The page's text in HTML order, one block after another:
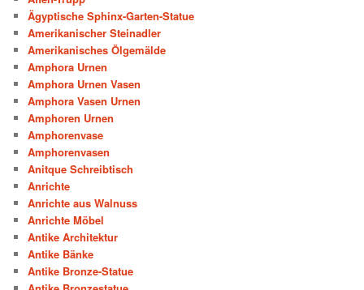
Ägyptische Sphinx-Garten-Statue
Amerikanischer Steinadler
Amerikanisches Ölgemälde
Amphora Urnen
Amphora Urnen Vasen
Amphora Vasen Urnen
Amphoren Urnen
Amphorenvase
Amphorenvasen
Anitque Schreibtisch
Anrichte
Anrichte aus Walnuss
Anrichte Möbel
Antike Architektur
Antike Bänke
Antike Bronze-Statue